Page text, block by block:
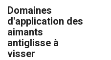
Domaines
d'application des
aimants
antiglisse à
visser